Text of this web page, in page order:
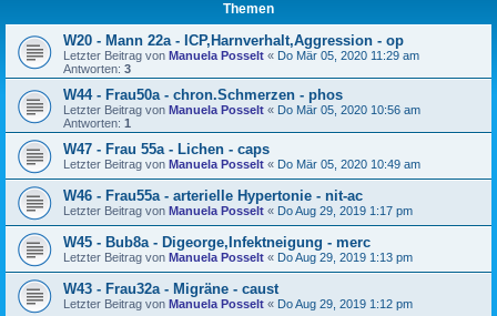
Themen
W20 - Mann 22a - ICP,Harnverhalt,Aggression - op
Letzter Beitrag von Manuela Posselt « Do Mär 05, 2020 11:29 am
Antworten: 3
W44 - Frau50a - chron.Schmerzen - phos
Letzter Beitrag von Manuela Posselt « Do Mär 05, 2020 10:56 am
Antworten: 1
W47 - Frau 55a - Lichen - caps
Letzter Beitrag von Manuela Posselt « Do Mär 05, 2020 10:49 am
W46 - Frau55a - arterielle Hypertonie - nit-ac
Letzter Beitrag von Manuela Posselt « Do Aug 29, 2019 1:17 pm
W45 - Bub8a - Digeorge,Infektneigung - merc
Letzter Beitrag von Manuela Posselt « Do Aug 29, 2019 1:13 pm
W43 - Frau32a - Migräne - caust
Letzter Beitrag von Manuela Posselt « Do Aug 29, 2019 1:12 pm